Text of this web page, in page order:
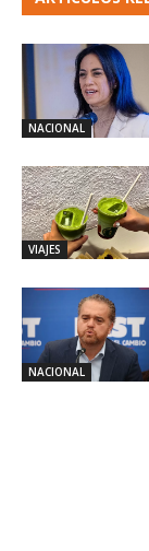
NACIONAL
VIAJES
NACIONAL